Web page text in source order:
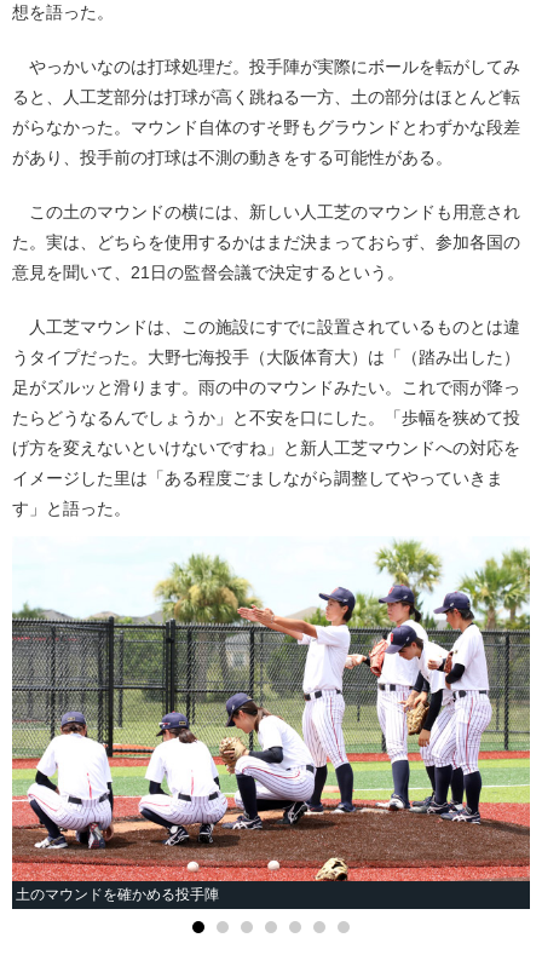
想を語った。
やっかいなのは打球処理だ。投手陣が実際にボールを転がしてみ
ると、人工芝部分は打球が高く跳ねる一方、土の部分はほとんど転
がらなかった。マウンド自体のすそ野もグラウンドとわずかな段差
があり、投手前の打球は不測の動きをする可能性がある。
この土のマウンドの横には、新しい人工芝のマウンドも用意され
た。実は、どちらを使用するかはまだ決まっておらず、参加各国の
意見を聞いて、21日の監督会議で決定するという。
人工芝マウンドは、この施設にすでに設置されているものとは違
うタイプだった。大野七海投手（大阪体育大）は「（踏み出した）
足がズルッと滑ります。雨の中のマウンドみたい。これで雨が降っ
たらどうなるんでしょうか」と不安を口にした。「歩幅を狭めて投
げ方を変えないといけないですね」と新人工芝マウンドへの対応を
イメージした里は「ある程度ごましながら調整してやっていきま
す」と語った。
土のマウンドを確かめる投手陣